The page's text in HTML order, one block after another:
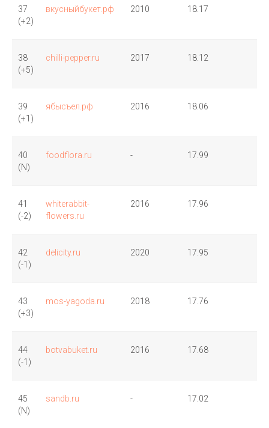
37
(+2)
вкусныйбукет.рф 2010 18.17
38
(+5)
chilli-pepper.ru 2017 18.12
39
(+1)
ябысъел.рф 2016 18.06
40
(N)
foodflora.ru - 17.99
41
(-2)
whiterabbit-
flowers.ru
2016 17.96
42
(-1)
delicity.ru 2020 17.95
43
(+3)
mos-yagoda.ru 2018 17.76
44
(-1)
botvabuket.ru 2016 17.68
45
(N)
sandb.ru - 17.02